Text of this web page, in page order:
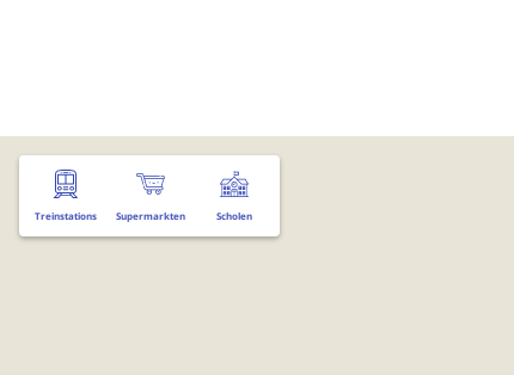
Treinstations Supermarkten Scholen